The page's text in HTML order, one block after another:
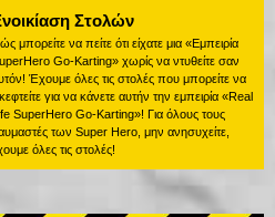
Στολών
μπορείτε να πείτε ότι είχατε μια «Εμπειρία
Go-Karting» χωρίς να ντυθείτε σαν
Έχουμε όλες τις στολές που μπορείτε να
για να κάνετε αυτήν την εμπειρία «Real
SuperHero Go-Karting»! Για όλους τους
των Super Hero, μην ανησυχείτε,
όλες τις στολές!